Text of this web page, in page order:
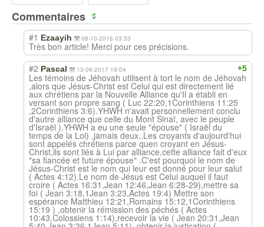
Commentaires
#1 Ezaayih 08-10-2016 03:33
Très bon article! Merci pour ces précisions.
+5
#2 Pascal 13-09-2017 19:04
Les témoins de Jéhovah utilisent à tort le nom de Jéhovah
,alors que Jésus-Christ est Celui qui est directement lié
aux chrétiens par la Nouvelle Alliance qu'Il a établi en
versant son propre sang ( Luc 22:20,1Corinthiens 11:25
,2Corinthiens 3:6).YHWH n'avait personnellement conclu
d'autre alliance que celle du Mont Sinaï, avec le peuple
d'Israël ).YHWH a eu une seule "épouse" ( Israël du
temps de la Loi) ,jamais deux..Les croyants d'aujourd'hui
sont appelés chrétiens parce quen croyant en Jésus-
Christ,ils sont liés à Lui par alliance,cette alliance fait d'eux
"sa fiancée et future épouse" .C'est pourquoi le nom de
Jésus-Christ est le nom qui leur est donné pour leur salut
( Actes 4:12).Le nom de Jésus est Celui auquel il faut
croire ( Actes 16:31,Jean 12:46,Jean 6:28-29),mettre sa
foi ( Jean 3:18,1Jean 3:23,Actes 19:4) Mettre son
espérance Matthieu 12:21,Romains 15:12,1Corinthiens
15:19 ) ,obtenir la rémission des péchés ( Actes
10:43,Colossiens 1:14),recevoir la vie ( Jean 20:31,Jean